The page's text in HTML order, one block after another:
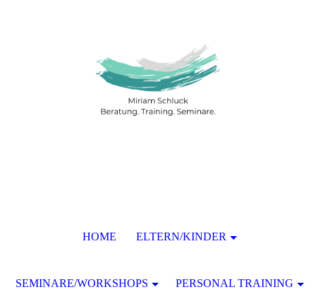
HOME ELTERN/KINDER
SEMINARE/WORKSHOPS PERSONAL TRAINING